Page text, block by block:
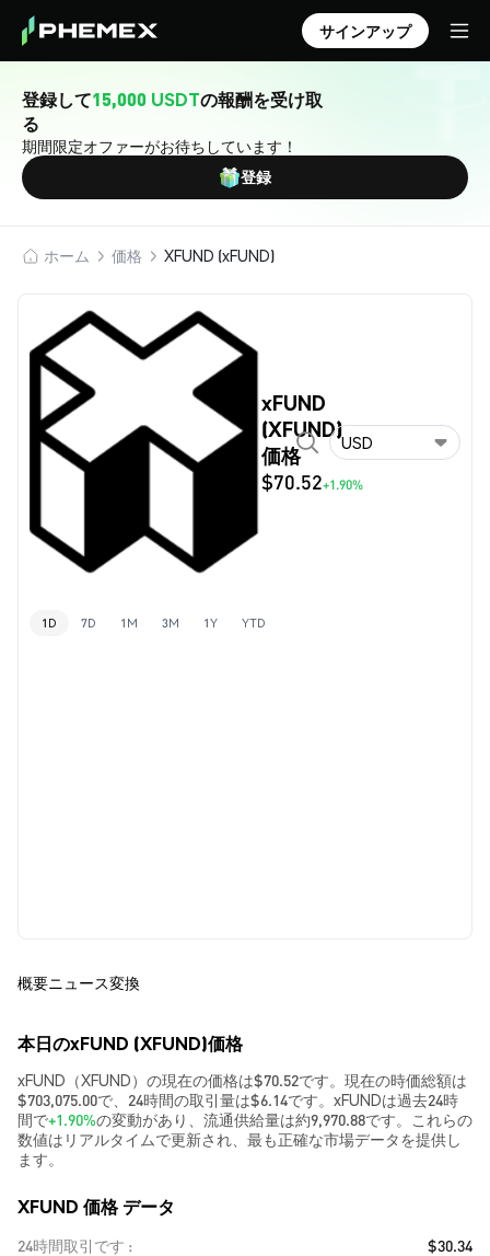
サインアップ
登録して15,000 USDTの報酬を受け取
る
期間限定オファーがお待ちしています！
登録
ホーム 価格 XFUND (xFUND)
xFUND
(XFUND)
価格
$70.52+1.90%
USD
1D 7D 1M 3M 1Y YTD
概要ニュース変換
本日のxFUND (XFUND)価格
xFUND（XFUND）の現在の価格は$70.52です。現在の時価総額は
$703,075.00で、24時間の取引量は$6.14です。xFUNDは過去24時
間で+1.90%の変動があり、流通供給量は約9,970.88です。これらの
数値はリアルタイムで更新され、最も正確な市場データを提供し
ます。
XFUND 価格 データ
24時間取引です
$30.34